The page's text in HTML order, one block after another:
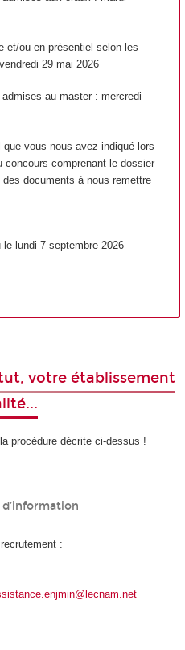
et/ou en présentiel selon les
29 mai 2026
au master : mercredi
que vous nous avez indiqué lors
concours comprenant le dossier
documents à nous remettre
le lundi 7 septembre 2026
votre établissement
procédure décrite ci-dessus !
: